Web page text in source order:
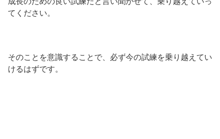
てください。
そのことを意識することで、必ず今の試練を乗り越えてい
けるはずです。